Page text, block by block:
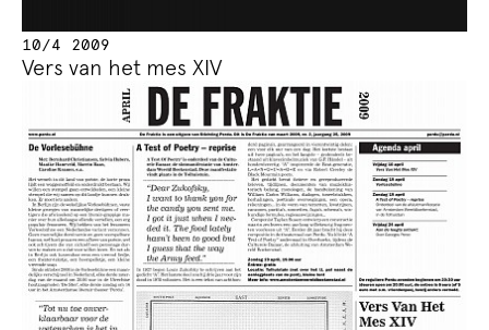
10/4 2009
Vers van het mes XIV